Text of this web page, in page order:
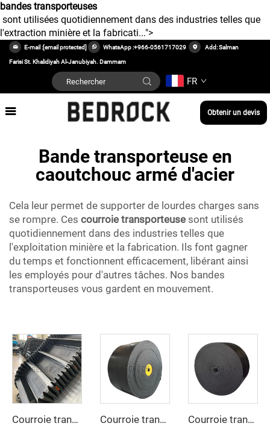
bandes transporteuses
sont utilisées quotidiennement dans des industries telles que
l'extraction minière et la fabricati...">
E-mail :[email protected] WhatsApp :+966-0561717029 Add: Salman
Farisi St. Khalidiyah Al-Janubiyah. Dammam
FR
Obtenir un devis
Bande transporteuse en
caoutchouc armé d'acier
Cela leur permet de supporter de lourdes charges sans
se rompre. Ces courroie transporteuse sont utilisés
quotidiennement dans des industries telles que
l'exploitation minière et la fabrication. Ils font gagner
du temps et fonctionnent efficacement, libérant ainsi
les employés pour d'autres tâches. Nos bandes
transporteuses vous gardent en mouvement.
Courroie transporteuse à flancs latéraux pour le transport en pente raide et vertical des matériaux Courroie transporteuse EP – Résistante, antidérapante, résistante à la chaleur pour la manutention industrielle de matériaux Courroie transporteuse en caoutchouc réglable à grande vitesse avec revêtement caoutchouc pour exploitation minière, usine de fabrication